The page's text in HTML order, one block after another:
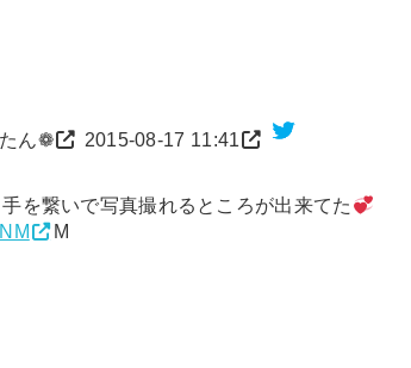
ん❁ 2015-08-17 11:41
を繋いで写真撮れるところが出来てた
M